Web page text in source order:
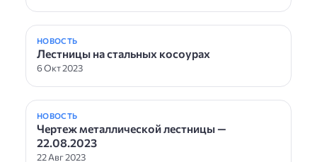
НОВОСТЬ
Лестницы на стальных косоурах
6 Окт 2023
НОВОСТЬ
Чертеж металлической лестницы —
22.08.2023
22 Авг 2023